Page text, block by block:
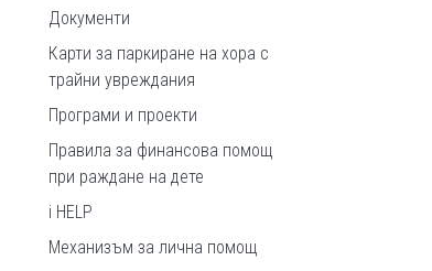
Документи
Карти за паркиране на хора с
трайни увреждания
Програми и проекти
Правила за финансова помощ
при раждане на дете
i HELP
Механизъм за лична помощ